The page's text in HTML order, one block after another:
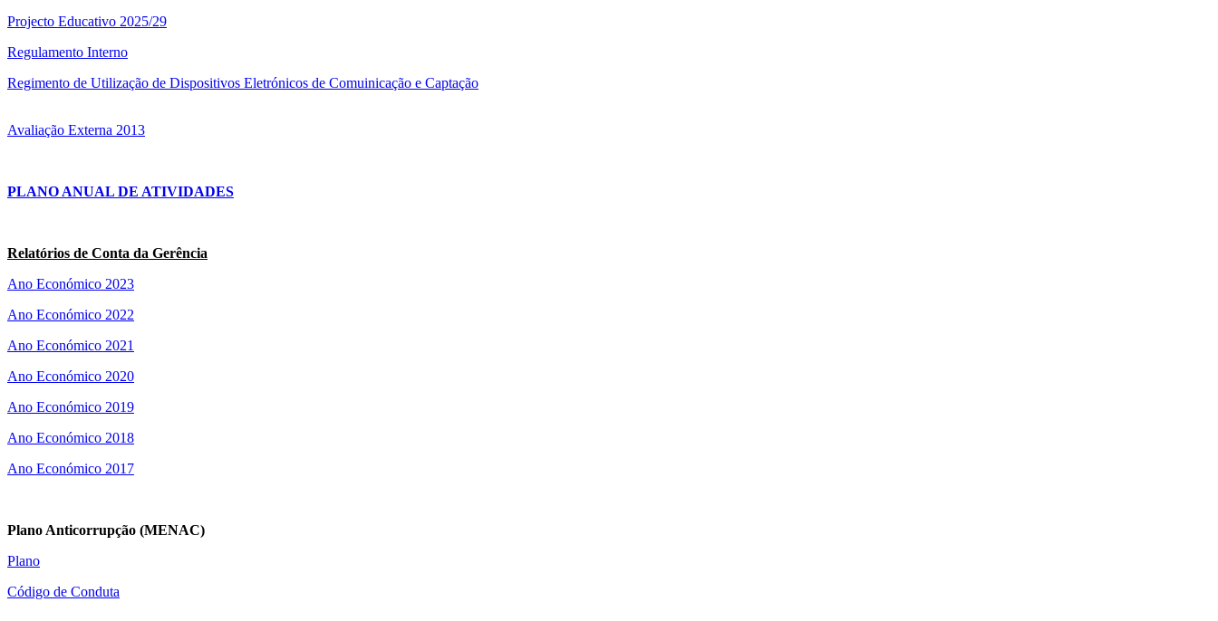
Projecto Educativo 2025/29
Regulamento Interno
Regimento de Utilização de Dispositivos Eletrónicos de Comuinicação e Captação
Avaliação Externa 2013
PLANO ANUAL DE ATIVIDADES
Relatórios de Conta da Gerência
Ano Económico 2023
Ano Económico 2022
Ano Económico 2021
Ano Económico 2020
Ano Económico 2019
Ano Económico 2018
Ano Económico 2017
Plano Anticorrupção (MENAC)
Plano
Código de Conduta